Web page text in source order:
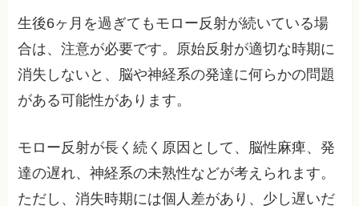
生後6ヶ月を過ぎてもモロー反射が続いている場
合は、注意が必要です。原始反射が適切な時期に
消失しないと、脳や神経系の発達に何らかの問題
がある可能性があります。
モロー反射が長く続く原因として、脳性麻痺、発
達の遅れ、神経系の未熟性などが考えられます。
ただし、消失時期には個人差があり、少し遅いだ